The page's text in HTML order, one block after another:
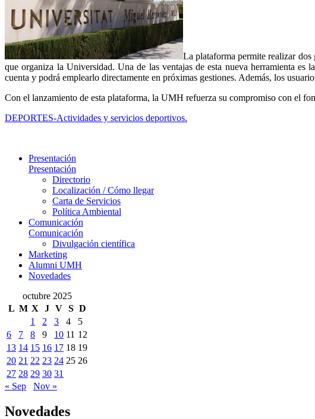
La plataforma permite realizar
que organiza la Universidad. Una de las ventajas de esta nueva herramienta
cuenta y podrá emplearlo directamente en próximas gestiones. Además, los
Con el lanzamiento de esta plataforma, la UMH refuerza su compromiso con el
DEPORTES-Actividades y servicios deportivos.
Presentación
Presentación
Directorio
Localización / Cómo llegar
Carta de Servicios
Política Ambiental
Comunicación
Comunicación
Divulgación científica
Marketing
Alumni UMH
Novedades
octubre 2025
L M X J V S D
1
2 3 4
5
6
7 8 9 10 11 12
13 14 15 16 17 18 19
20 21 22 23 24 25 26
27 28 29 30 31
« Sep
Nov »
Novedades